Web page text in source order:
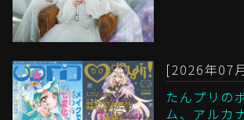
[2026年07
たんプリの
ム、アルカ